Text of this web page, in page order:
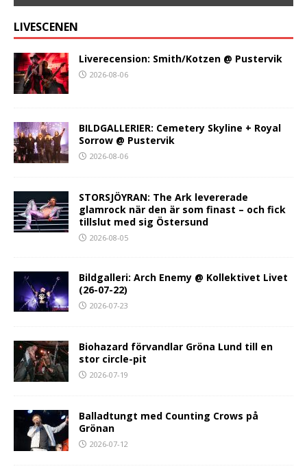
LIVESCENEN
Liverecension: Smith/Kotzen @ Pustervik
2026-08-06
BILDGALLERIER: Cemetery Skyline + Royal
Sorrow @ Pustervik
2026-08-06
STORSJÖYRAN: The Ark levererade
glamrock när den är som finast – och fick
tillslut med sig Östersund
2026-08-05
Bildgalleri: Arch Enemy @ Kollektivet Livet
(26-07-22)
2026-07-23
Biohazard förvandlar Gröna Lund till en
stor circle-pit
2026-07-19
Balladtungt med Counting Crows på
Grönan
2026-07-12